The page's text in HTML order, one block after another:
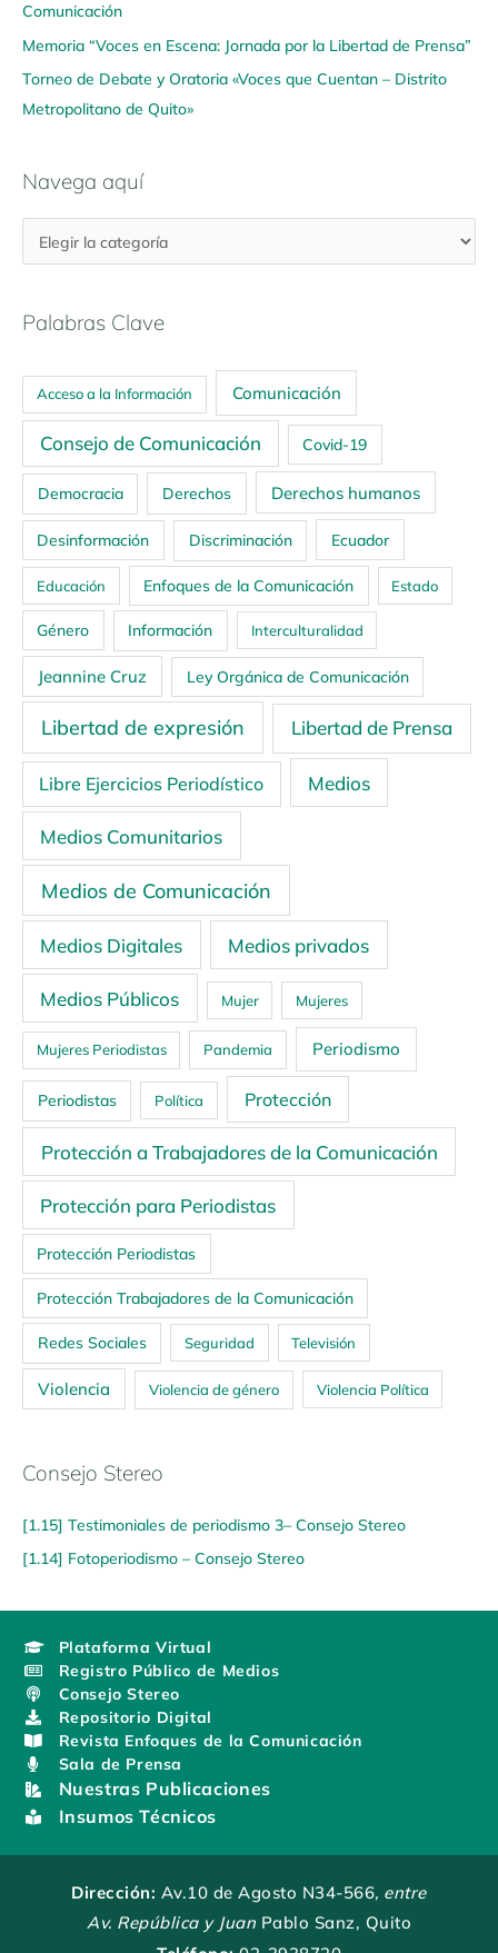
Comunicación
Memoria “Voces en Escena: Jornada por la Libertad de Prensa”
Torneo de Debate y Oratoria «Voces que Cuentan – Distrito
Metropolitano de Quito»
Navega aquí
Palabras Clave
Acceso a la Información Comunicación
Consejo de Comunicación Covid-19
Democracia Derechos Derechos humanos
Desinformación Discriminación Ecuador
Educación Enfoques de la Comunicación Estado
Género Información Interculturalidad
Jeannine Cruz Ley Orgánica de Comunicación
Libertad de expresión Libertad de Prensa
Libre Ejercicios Periodístico Medios
Medios Comunitarios
Medios de Comunicación
Medios Digitales Medios privados
Medios Públicos Mujer Mujeres
Mujeres Periodistas Pandemia Periodismo
Periodistas Política Protección
Protección a Trabajadores de la Comunicación
Protección para Periodistas
Protección Periodistas
Protección Trabajadores de la Comunicación
Redes Sociales Seguridad Televisión
Violencia Violencia de género Violencia Política
Consejo Stereo
[1.15] Testimoniales de periodismo 3– Consejo Stereo
[1.14] Fotoperiodismo – Consejo Stereo
Plataforma Virtual
Registro Público de Medios
Consejo Stereo
Repositorio Digital
Revista Enfoques de la Comunicación
Sala de Prensa
Nuestras Publicaciones
Insumos Técnicos
Dirección: Av.10 de Agosto N34-566, entre
Av. República y Juan Pablo Sanz, Quito